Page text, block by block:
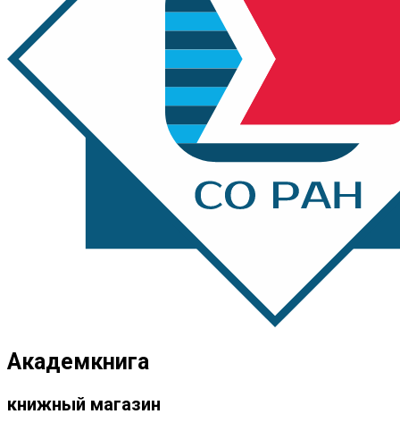
Академкнига
книжный магазин